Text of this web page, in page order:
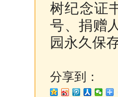
树纪念证
号、捐赠
园永久保
分享到：